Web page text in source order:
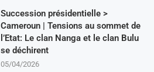
Succession présidentielle >
Cameroun | Tensions au sommet de
l’Etat: Le clan Nanga et le clan Bulu
se déchirent
05/04/2026